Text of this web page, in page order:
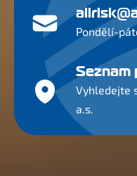
Pondělí-
Seznam
Vyhledejte
a.s.